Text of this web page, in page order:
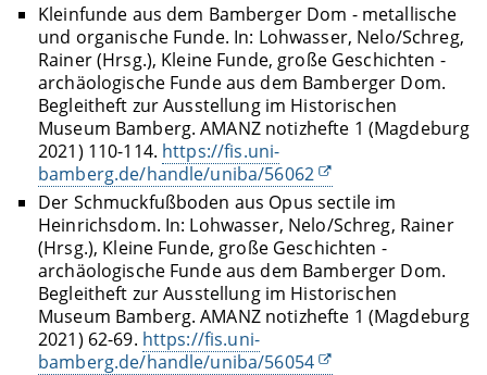
Kleinfunde aus dem Bamberger Dom - metallische
und organische Funde. In: Lohwasser, Nelo/Schreg,
Rainer (Hrsg.), Kleine Funde, große Geschichten -
archäologische Funde aus dem Bamberger Dom.
Begleitheft zur Ausstellung im Historischen
Museum Bamberg. AMANZ notizhefte 1 (Magdeburg
2021) 110-114. https://fis.uni-
bamberg.de/handle/uniba/56062
Der Schmuckfußboden aus Opus sectile im
Heinrichsdom. In: Lohwasser, Nelo/Schreg, Rainer
(Hrsg.), Kleine Funde, große Geschichten -
archäologische Funde aus dem Bamberger Dom.
Begleitheft zur Ausstellung im Historischen
Museum Bamberg. AMANZ notizhefte 1 (Magdeburg
2021) 62-69. https://fis.uni-
bamberg.de/handle/uniba/56054